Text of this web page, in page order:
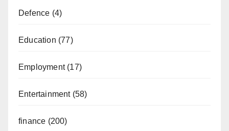
Defence (4)
Education (77)
Employment(17)
Entertainment(58)
finance (200)